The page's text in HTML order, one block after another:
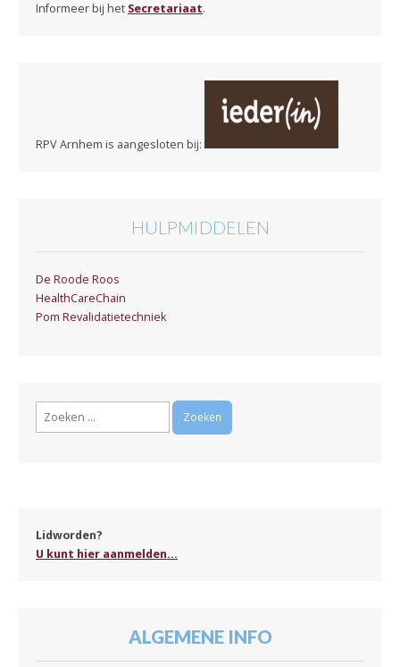
Informeer bij het Secretariaat.
RPV Arnhem is aangesloten bij:
HULPMIDDELEN
De Roode Roos
HealthCareChain
Pom Revalidatietechniek
Zoeken
Lidworden?
U kunt hier aanmelden...
ALGEMENE INFO